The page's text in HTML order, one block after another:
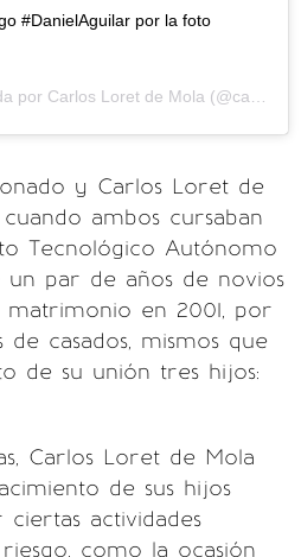
#DanielAguilar por la foto
por Carlos Loret de Mola (@carlosloret) el
y Carlos Loret de
ambos cursaban
Tecnológico Autónomo
un par de años de novios
en 2001, por
de casados, mismos que
de su unión tres hijos:
Carlos Loret de Mola
de sus hijos
actividades
como la ocasión